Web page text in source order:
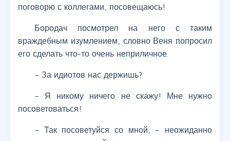
поговорю с коллегами, посовещаюсь!
Бородач посмотрел на него с таким
враждебным изумлением, словно Веня попросил
его сделать что-то очень неприличное.
– За идиотов нас держишь?
– Я никому ничего не скажу! Мне нужно
посоветоваться!
– Так посоветуйся со мной, – неожиданно